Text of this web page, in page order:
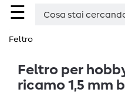
☰
Feltro
Feltro per
ricamo 1,5 mm